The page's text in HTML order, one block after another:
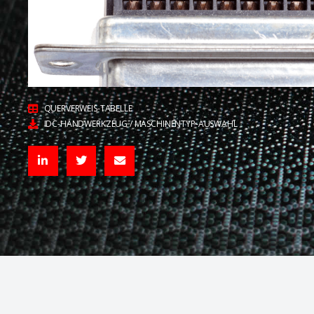
QUERVERWEIS-TABELLE
IDC-HANDWERKZEUG / MASCHINENTYP-AUSWAHL